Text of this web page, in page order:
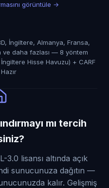
görüntüle →
İngiltere, Almanya, Fransa,
ve daha fazlası — 8 yöntem
Hisse Havuzu) + CARF
mı tercih
lisansı altında açık
sunucunuza dağıtın —
kalır. Gelişmiş